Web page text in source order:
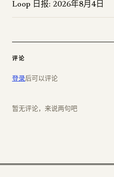
Loop 日报: 2026年8月4日
评论
登录后可以评论
暂无评论，来说两句吧